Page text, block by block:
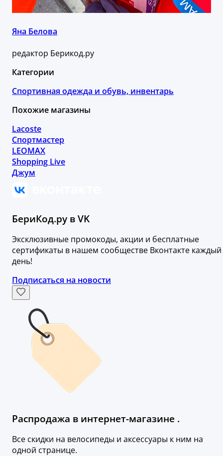
Яна Белова
редактор Берикод.ру
Категории
Спортивная одежда и обувь, инвентарь
Похожие магазины
Lacoste
Спортмастер
LEOMAX
Shopping Live
Джум
БериКод.ру в VK
Эксклюзивные промокоды, акции и бесплатные
сертификаты в нашем сообществе Вконтакте каждый
день!
Подписаться на новости
Распродажа в интернет-магазине .
Все скидки на велосипеды и аксессуары к ним на
одной странице.